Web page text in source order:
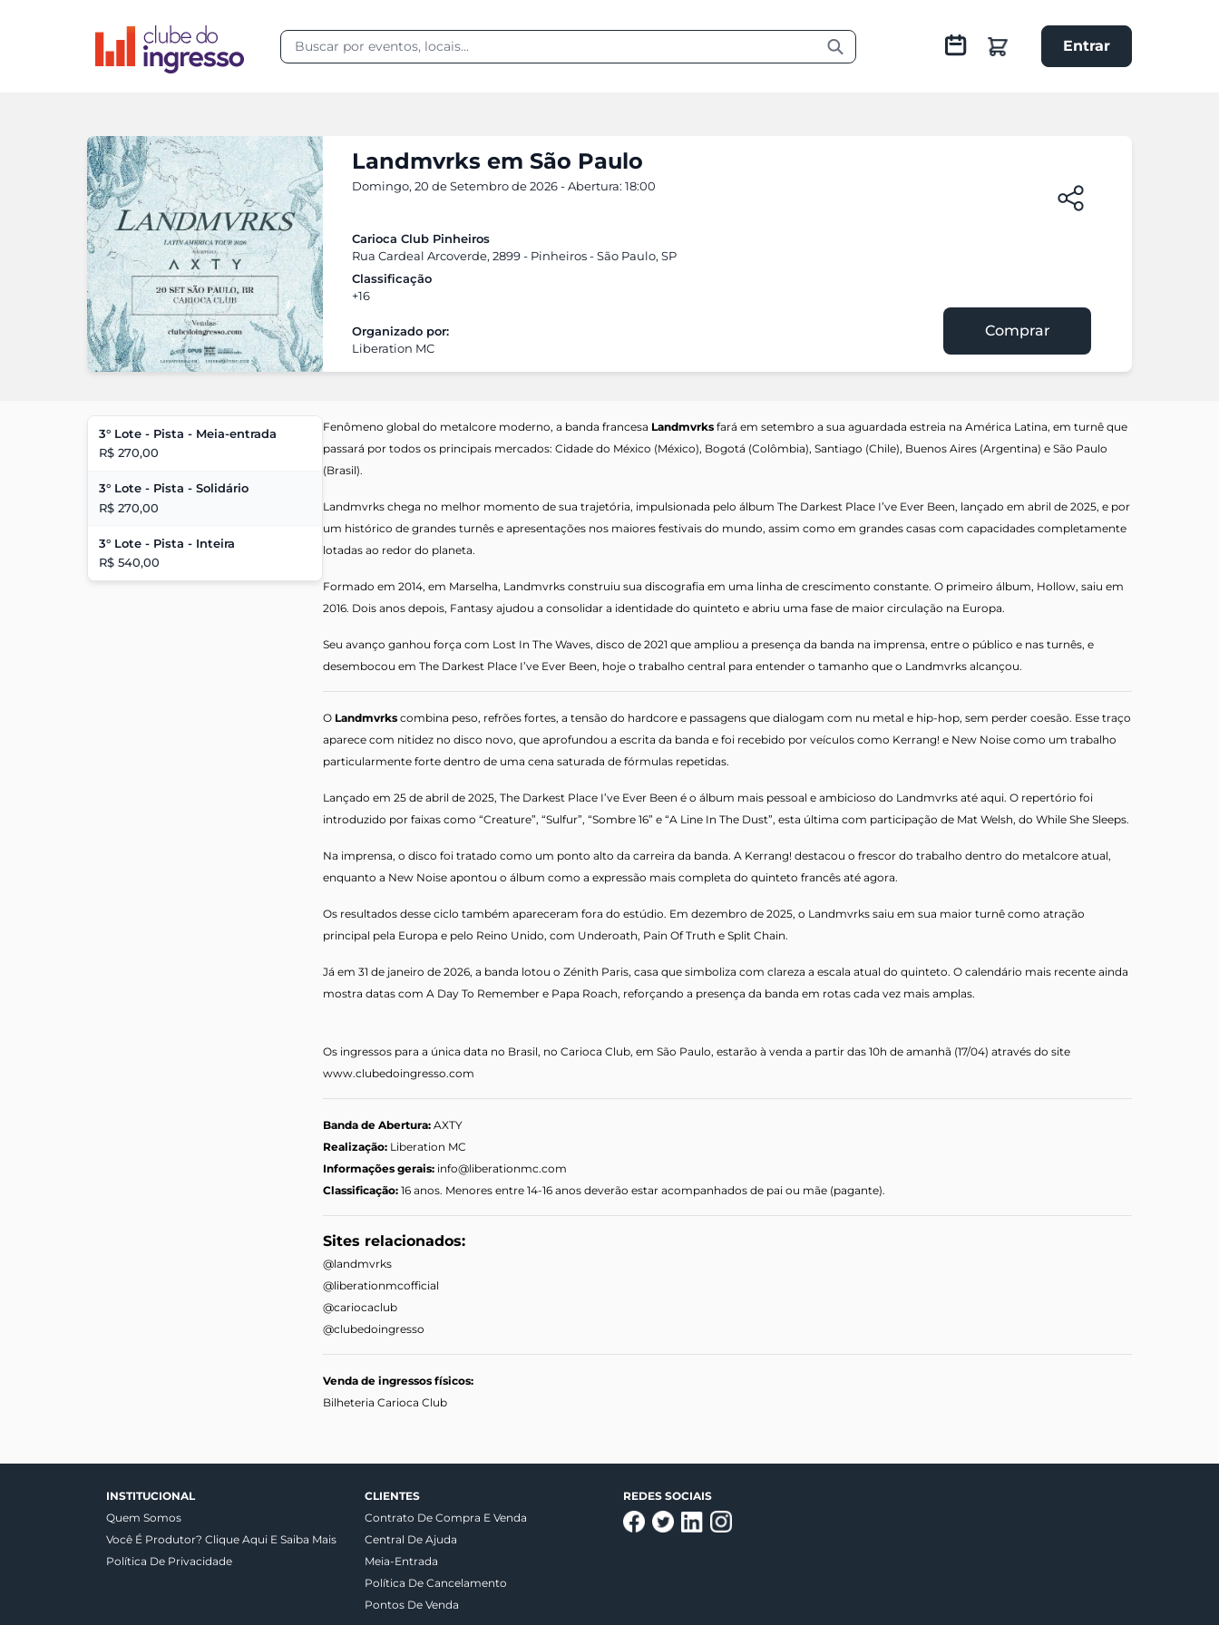
Entrar
Landmvrks em São Paulo
Domingo, 20 de Setembro de 2026 - Abertura: 18:00
Carioca Club Pinheiros
Rua Cardeal Arcoverde, 2899 - Pinheiros - São Paulo, SP
Classificação
+16
Organizado por:
Liberation MC
Comprar
3° Lote - Pista - Meia-entrada
R$ 270,00
3° Lote - Pista - Solidário
R$ 270,00
3° Lote - Pista - Inteira
R$ 540,00
Fenômeno global do metalcore moderno, a banda francesa Landmvrks fará em setembro a sua aguardada estreia na América Latina, em turnê que
passará por todos os principais mercados: Cidade do México (México), Bogotá (Colômbia), Santiago (Chile), Buenos Aires (Argentina) e São Paulo
(Brasil).
Landmvrks chega no melhor momento de sua trajetória, impulsionada pelo álbum The Darkest Place I’ve Ever Been, lançado em abril de 2025, e por
um histórico de grandes turnês e apresentações nos maiores festivais do mundo, assim como em grandes casas com capacidades completamente
lotadas ao redor do planeta.
Formado em 2014, em Marselha, Landmvrks construiu sua discografia em uma linha de crescimento constante. O primeiro álbum, Hollow, saiu em
2016. Dois anos depois, Fantasy ajudou a consolidar a identidade do quinteto e abriu uma fase de maior circulação na Europa.
Seu avanço ganhou força com Lost In The Waves, disco de 2021 que ampliou a presença da banda na imprensa, entre o público e nas turnês, e
desembocou em The Darkest Place I’ve Ever Been, hoje o trabalho central para entender o tamanho que o Landmvrks alcançou.
O Landmvrks combina peso, refrões fortes, a tensão do hardcore e passagens que dialogam com nu metal e hip-hop, sem perder coesão. Esse traço
aparece com nitidez no disco novo, que aprofundou a escrita da banda e foi recebido por veículos como Kerrang! e New Noise como um trabalho
particularmente forte dentro de uma cena saturada de fórmulas repetidas.
Lançado em 25 de abril de 2025, The Darkest Place I’ve Ever Been é o álbum mais pessoal e ambicioso do Landmvrks até aqui. O repertório foi
introduzido por faixas como “Creature”, “Sulfur”, “Sombre 16” e “A Line In The Dust”, esta última com participação de Mat Welsh, do While She Sleeps.
Na imprensa, o disco foi tratado como um ponto alto da carreira da banda. A Kerrang! destacou o frescor do trabalho dentro do metalcore atual,
enquanto a New Noise apontou o álbum como a expressão mais completa do quinteto francês até agora.
Os resultados desse ciclo também apareceram fora do estúdio. Em dezembro de 2025, o Landmvrks saiu em sua maior turnê como atração
principal pela Europa e pelo Reino Unido, com Underoath, Pain Of Truth e Split Chain.
Já em 31 de janeiro de 2026, a banda lotou o Zénith Paris, casa que simboliza com clareza a escala atual do quinteto. O calendário mais recente ainda
mostra datas com A Day To Remember e Papa Roach, reforçando a presença da banda em rotas cada vez mais amplas.
Os ingressos para a única data no Brasil, no Carioca Club, em São Paulo, estarão à venda a partir das 10h de amanhã (17/04) através do site
www.clubedoingresso.com
Banda de Abertura: AXTY
Realização: Liberation MC
Informações gerais: info@liberationmc.com
Classificação: 16 anos. Menores entre 14-16 anos deverão estar acompanhados de pai ou mãe (pagante).
Sites relacionados:
@landmvrks
@liberationmcofficial
@cariocaclub
@clubedoingresso
Venda de ingressos físicos:
Bilheteria Carioca Club
INSTITUCIONAL
Quem Somos
Você É Produtor? Clique Aqui E Saiba Mais
Política De Privacidade
CLIENTES
Contrato De Compra E Venda
Central De Ajuda
Meia-Entrada
Política De Cancelamento
Pontos De Venda
REDES SOCIAIS